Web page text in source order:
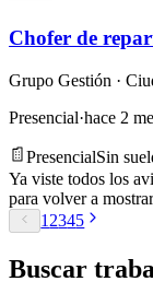
Chofer de
Grupo Gestión ·
Presencial·hace 2
PresencialSin
Ya viste todos los
para volver a
1 2345
Buscar